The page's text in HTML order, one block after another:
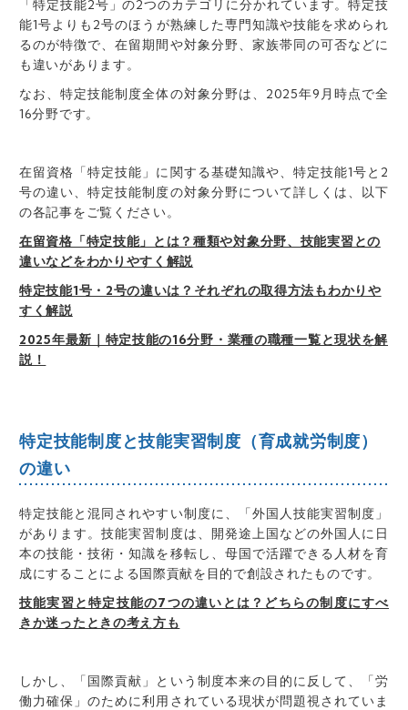
「特定技能2号」の2つのカテゴリに分かれています。特定技
能1号よりも2号のほうが熟練した専門知識や技能を求められ
るのが特徴で、在留期間や対象分野、家族帯同の可否などに
も違いがあります。
なお、特定技能制度全体の対象分野は、2025年9月時点で全
16分野です。
在留資格「特定技能」に関する基礎知識や、特定技能1号と2
号の違い、特定技能制度の対象分野について詳しくは、以下
の各記事をご覧ください。
在留資格「特定技能」とは？種類や対象分野、技能実習との
違いなどをわかりやすく解説
特定技能1号・2号の違いは？それぞれの取得方法もわかりや
すく解説
2025年最新｜特定技能の16分野・業種の職種一覧と現状を解
説！
特定技能制度と技能実習制度（育成就労制度）
の違い
特定技能と混同されやすい制度に、「外国人技能実習制度 」
があります。技能実習制度は、 開発途上国などの外国人に日
本の技能・技術・知識を移転し、母国で活躍できる人材を育
成にすることによる国際貢献を目的で創設されたものです。
技能実習と特定技能の7つの違いとは？どちらの制度にすべ
きか迷ったときの考え方も
しかし、
「国際貢献」という制度本来の目的に反して、「労
働力確保」のために利用されている現状が問題視されていま